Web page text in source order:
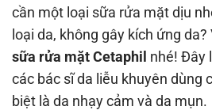
cần một loại sữa rửa mặt dịu
loại da, không gây kích ứng
sữa rửa mặt Cetaphil nhé! Đây
các bác sĩ da liễu khuyên dùng
biệt là da nhạy cảm và da mụn.